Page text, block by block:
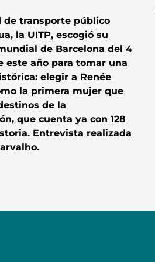
de transporte público
la UITP, escogió su
de Barcelona del 4
este año para tomar una
elegir a Renée
la primera mujer que
de la
que cuenta ya con 128
Entrevista realizada